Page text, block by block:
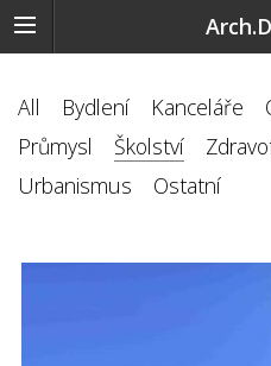
All Bydlení Kanceláře
Průmysl
Školství
Urbanismus
Ostatní